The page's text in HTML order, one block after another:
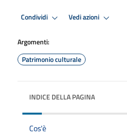
Condividi Vedi azioni
Argomenti:
Patrimonio culturale
INDICE DELLA PAGINA
Cos'è